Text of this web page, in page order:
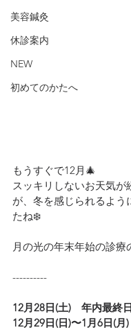
美容鍼灸
休診案内
NEW
初めてのかたへ
もうすぐで12月🎄
スッキリしないお天気が
が、冬を感じられるよう
たね❄️
月の光の年末年始の診療
----------
12月28日(土)　年内最終日
12月29日(日)〜1月6日(月